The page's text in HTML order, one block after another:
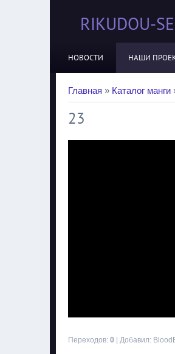
RIKUDOU-
НОВОСТИ НАШИ
Главная » Каталог манги
23
Переходов: 0 Добавил: